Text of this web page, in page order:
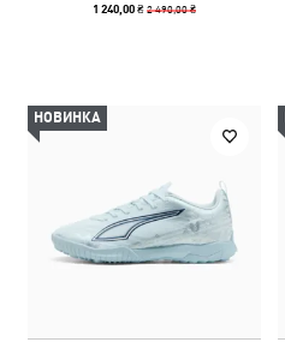
1 240,00 ₴2 490,00 ₴
НОВИНКА